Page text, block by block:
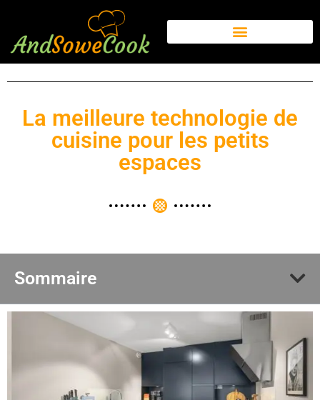
La meilleure technologie de
cuisine pour les petits
espaces
Sommaire